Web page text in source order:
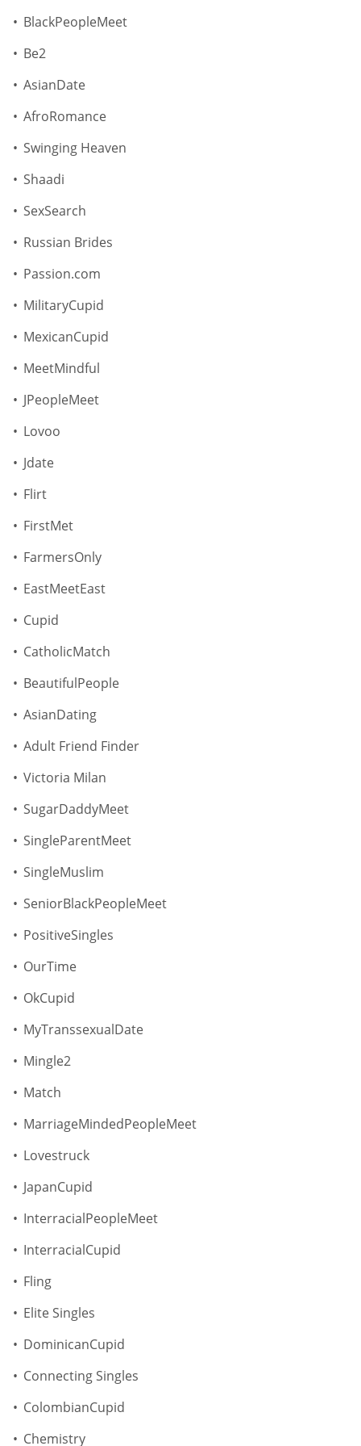
BlackPeopleMeet
Be2
AsianDate
AfroRomance
Swinging Heaven
Shaadi
SexSearch
Russian Brides
Passion.com
MilitaryCupid
MexicanCupid
MeetMindful
JPeopleMeet
Lovoo
Jdate
Flirt
FirstMet
FarmersOnly
EastMeetEast
Cupid
CatholicMatch
BeautifulPeople
AsianDating
Adult Friend Finder
Victoria Milan
SugarDaddyMeet
SingleParentMeet
SingleMuslim
SeniorBlackPeopleMeet
PositiveSingles
OurTime
OkCupid
MyTranssexualDate
Mingle2
Match
MarriageMindedPeopleMeet
Lovestruck
JapanCupid
InterracialPeopleMeet
InterracialCupid
Fling
Elite Singles
DominicanCupid
Connecting Singles
ColombianCupid
Chemistry